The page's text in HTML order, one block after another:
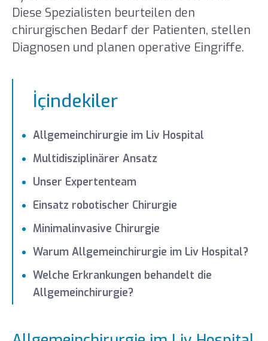
Diese Spezialisten beurteilen den
chirurgischen Bedarf der Patienten, stellen
Diagnosen und planen operative Eingriffe.
İçindekiler
Allgemeinchirurgie im Liv Hospital
Multidisziplinärer Ansatz
Unser Expertenteam
Einsatz robotischer Chirurgie
Minimalinvasive Chirurgie
Warum Allgemeinchirurgie im Liv Hospital?
Welche Erkrankungen behandelt die
Allgemeinchirurgie?